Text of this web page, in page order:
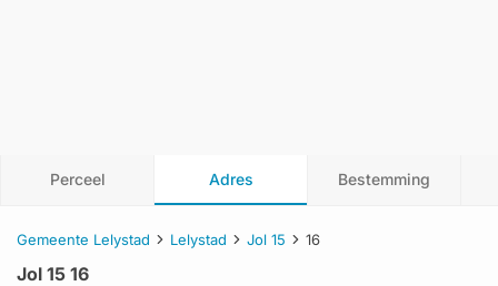
Perceel Adres Bestemming
Gemeente Lelystad Lelystad Jol 15 16
Jol 15 16